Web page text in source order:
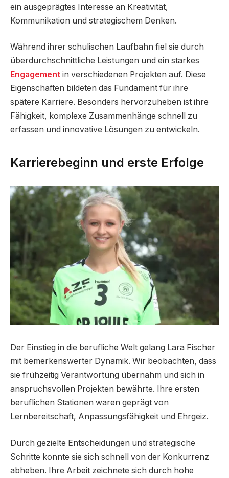
ein ausgeprägtes Interesse an Kreativität,
Kommunikation und strategischem Denken.
Während ihrer schulischen Laufbahn fiel sie durch
überdurchschnittliche Leistungen und ein starkes
Engagement in verschiedenen Projekten auf. Diese
Eigenschaften bildeten das Fundament für ihre
spätere Karriere. Besonders hervorzuheben ist ihre
Fähigkeit, komplexe Zusammenhänge schnell zu
erfassen und innovative Lösungen zu entwickeln.
Karrierebeginn und erste Erfolge
Der Einstieg in die berufliche Welt gelang Lara Fischer
mit bemerkenswerter Dynamik. Wir beobachten, dass
sie frühzeitig Verantwortung übernahm und sich in
anspruchsvollen Projekten bewährte. Ihre ersten
beruflichen Stationen waren geprägt von
Lernbereitschaft, Anpassungsfähigkeit und Ehrgeiz.
Durch gezielte Entscheidungen und strategische
Schritte konnte sie sich schnell von der Konkurrenz
abheben. Ihre Arbeit zeichnete sich durch hohe